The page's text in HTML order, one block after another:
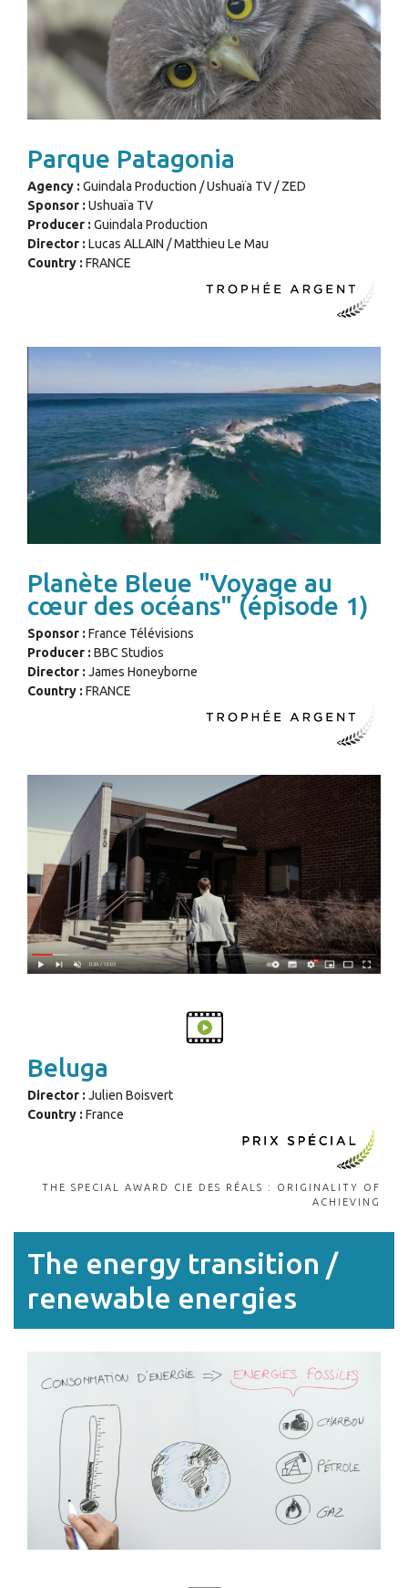
Parque Patagonia
Agency : Guindala Production / Ushuaïa TV / ZED
Sponsor : Ushuaïa TV
Producer : Guindala Production
Director : Lucas ALLAIN / Matthieu Le Mau
Country : FRANCE
Planète Bleue "Voyage au
cœur des océans" (épisode 1)
Sponsor : France Télévisions
Producer : BBC Studios
Director : James Honeyborne
Country : FRANCE
Beluga
Director : Julien Boisvert
Country : France
THE SPECIAL AWARD CIE DES RÉALS : ORIGINALITY OF
ACHIEVING
The energy transition /
renewable energies